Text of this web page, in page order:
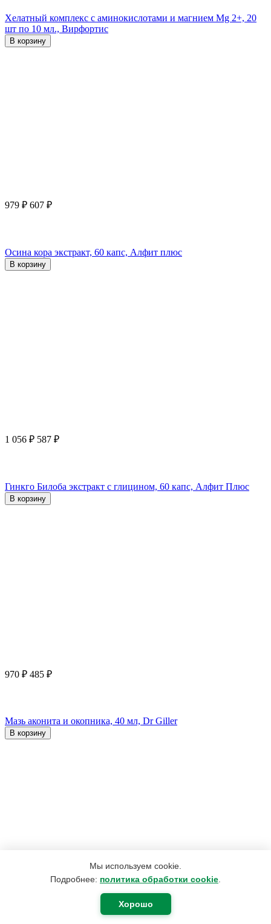
Мы используем cookie.
Подробнее: политика обработки cookie
Хорошо
Хелатный комплекс с аминокислотами и магнием Mg 2+, 20
шт по 10 мл., Вирфортис
В корзину
979 ₽ 607 ₽
Осина кора экстракт, 60 капс, Алфит плюс
В корзину
1 056 ₽ 587 ₽
Гинкго Билоба экстракт с глицином, 60 капс, Алфит Плюс
В корзину
970 ₽ 485 ₽
Мазь аконита и окопника, 40 мл, Dr Giller
В корзину